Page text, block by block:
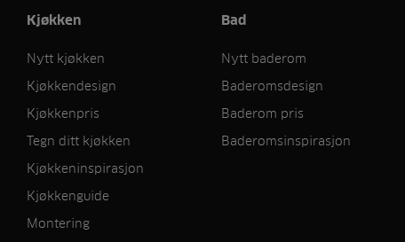
Kjøkken
Nytt kjøkken
Kjøkkendesign
Kjøkkenpris
Tegn ditt kjøkken
Kjøkkeninspirasjon
Kjøkkenguide
Montering
Bad
Nytt baderom
Baderomsdesign
Baderom pris
Baderomsinspirasjon